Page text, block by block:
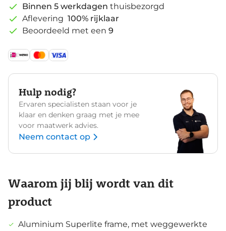
Binnen 5 werkdagen thuisbezorgd
Aflevering 100% rijklaar
Beoordeeld met een 9
Hulp nodig?
Ervaren specialisten staan voor je
klaar en denken graag met je mee
voor maatwerk advies.
Neem contact op
Waarom jij blij wordt van dit
product
Aluminium Superlite frame, met weggewerkte